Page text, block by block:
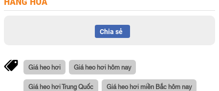
Chia sẻ
Giá heo hơi Giá heo hơi hôm nay
Giá heo hơi Trung Quốc Giá heo hơi miền Bắc hôm nay